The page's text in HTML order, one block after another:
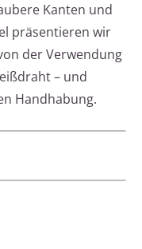
Kanten und
präsentieren wir
der Verwendung
– und
Handhabung.